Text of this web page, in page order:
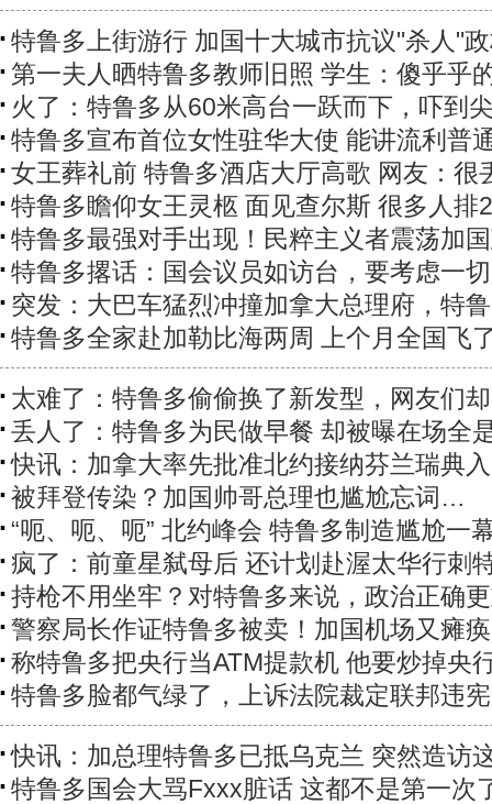
特鲁多上街游行 加国十大城市抗议"杀人"
第一夫人晒特鲁多教师旧照 学生：傻乎乎
火了：特鲁多从60米高台一跃而下，吓到
特鲁多宣布首位女性驻华大使 能讲流利普
女王葬礼前 特鲁多酒店大厅高歌 网友：很
特鲁多瞻仰女王灵柩 面见查尔斯 很多人排
特鲁多最强对手出现！民粹主义者震荡加
特鲁多撂话：国会议员如访台，要考虑一
突发：大巴车猛烈冲撞加拿大总理府，特
特鲁多全家赴加勒比海两周 上个月全国飞
太难了：特鲁多偷偷换了新发型，网友们
丢人了：特鲁多为民做早餐 却被曝在场全
快讯：加拿大率先批准北约接纳芬兰瑞典
被拜登传染？加国帅哥总理也尴尬忘词…
“呃、呃、呃” 北约峰会 特鲁多制造尴尬一
疯了：前童星弑母后 还计划赴渥太华行刺
持枪不用坐牢？对特鲁多来说，政治正确
警察局长作证特鲁多被卖！加国机场又瘫
称特鲁多把央行当ATM提款机 他要炒掉央
特鲁多脸都气绿了，上诉法院裁定联邦违宪
快讯：加总理特鲁多已抵乌克兰 突然造访
特鲁多国会大骂Fxxx脏话 这都不是第一